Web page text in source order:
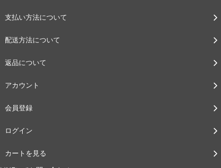
支払い方法について
配送方法について
返品について
アカウント
会員登録
ログイン
カートを見る